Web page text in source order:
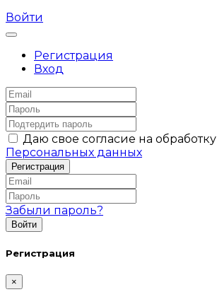
Войти
Регистрация
Вход
Даю свое согласие на обработку
Персональных данных
Забыли пароль?
Регистрация
×